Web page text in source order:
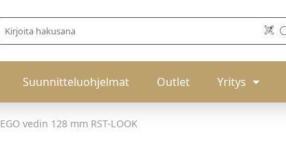
Suunnitteluohjelmat Outlet Yritys
EGO vedin 128 mm RST-LOOK